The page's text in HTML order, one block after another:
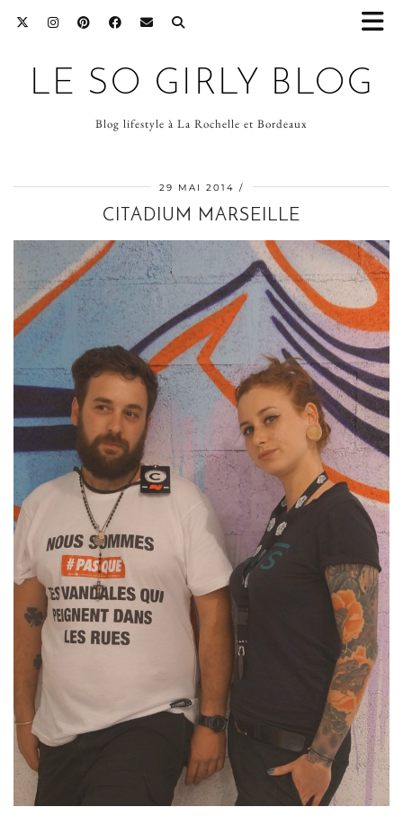
LE SO GIRLY BLOG
Blog lifestyle à La Rochelle et Bordeaux
29 MAI 2014
CITADIUM MARSEILLE